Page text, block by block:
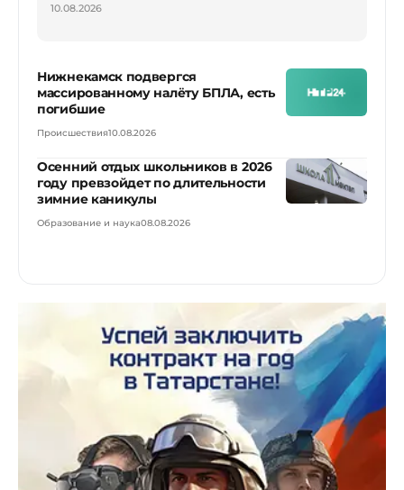
10.08.2026
Нижнекамск подвергся
массированному налёту БПЛА, есть
погибшие
Происшествия10.08.2026
Осенний отдых школьников в 2026
году превзойдет по длительности
зимние каникулы
Образование и наука08.08.2026